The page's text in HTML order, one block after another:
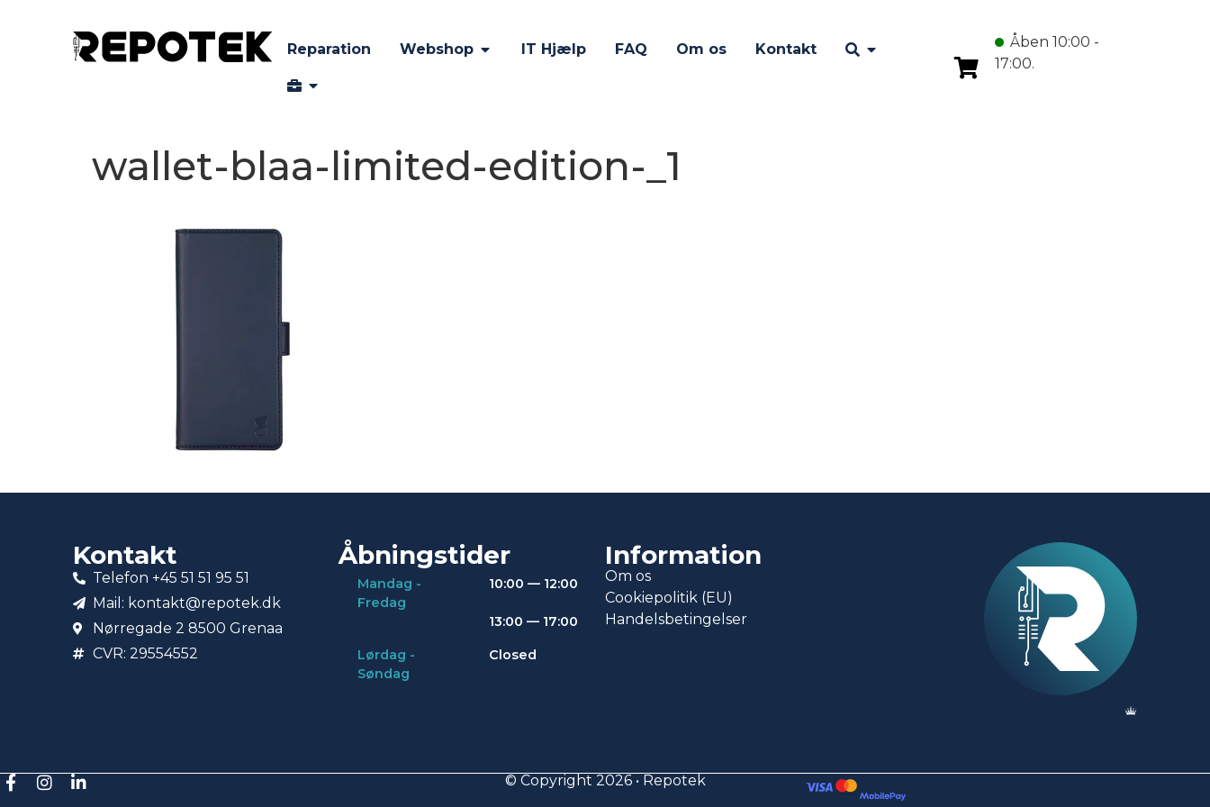
Reparation Webshop IT Hjælp FAQ Om os Kontakt
Åben 10:00 -
17:00.
wallet-blaa-limited-edition-_1
Kontakt
Telefon +45 51 51 95 51
Mail: kontakt@repotek.dk
Nørregade 2 8500 Grenaa
CVR: 29554552
Åbningstider
Mandag -
Fredag
10:00 — 12:00
13:00 — 17:00
Lørdag -
Søndag
Closed
Information
Om os
Cookiepolitik (EU)
Handelsbetingelser
© Copyright 2026 • Repotek